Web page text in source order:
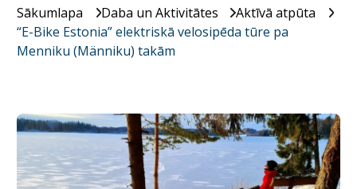
Sākumlapa Daba un Aktivitātes
Aktīvā atpūta
“E-Bike Estonia” elektriskā velosipēda tūre pa
Menniku (Männiku) takām